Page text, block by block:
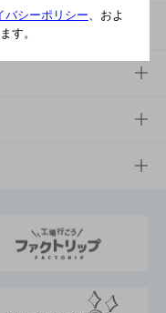
ティ経営
バシーポリシー、およ
す。